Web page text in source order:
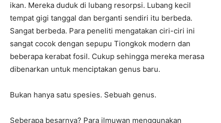
ikan. Mereka duduk di lubang resorpsi. Lubang kecil
tempat gigi tanggal dan berganti sendiri itu berbeda.
Sangat berbeda. Para peneliti mengatakan ciri-ciri ini
sangat cocok dengan sepupu Tiongkok modern dan
beberapa kerabat fosil. Cukup sehingga mereka merasa
dibenarkan untuk menciptakan genus baru.
Bukan hanya satu spesies. Sebuah genus.
Seberapa besarnya? Para ilmuwan menggunakan